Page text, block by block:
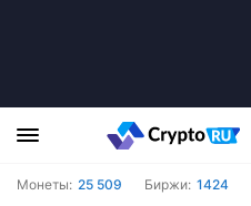
Монеты: 25 509 Биржи: 1424